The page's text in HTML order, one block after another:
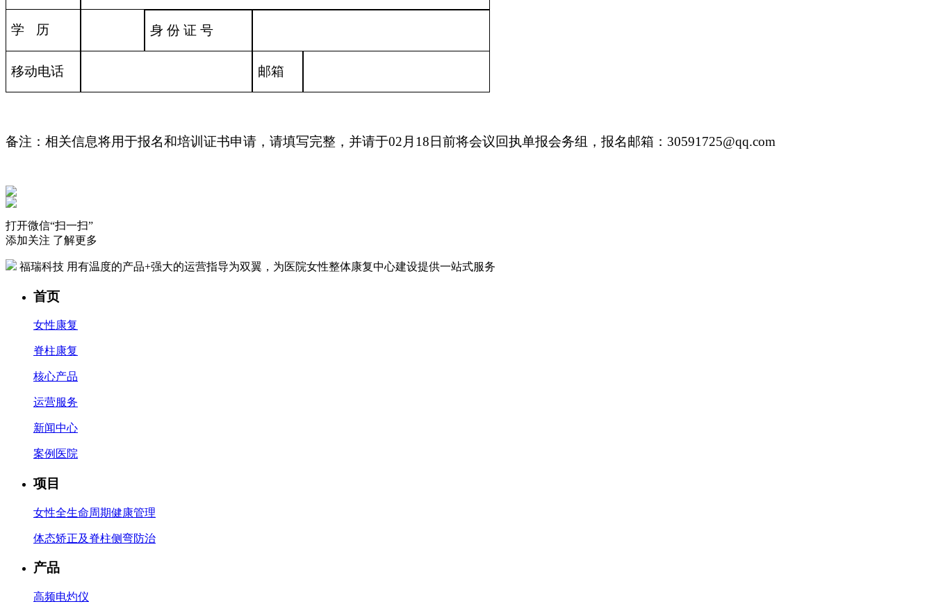
学 历 身 份 证 号
移动电话 邮箱
备注：相关信息将用于报名和培训证书申请，请填写完整，并请于02 月 18 日前将会议回执单报会务组，报名邮箱： 30591725@qq.com
打开微信“扫一扫”
添加关注 了解更多
福瑞科技 用有温度的产品+强大的运营指导为双翼，为医院女性整体康复中心建设提供一站式服务
首页
女性康复
脊柱康复
核心产品
运营服务
新闻中心
案例医院
项目
女性全生命周期健康管理
体态矫正及脊柱侧弯防治
产品
高频电灼仪